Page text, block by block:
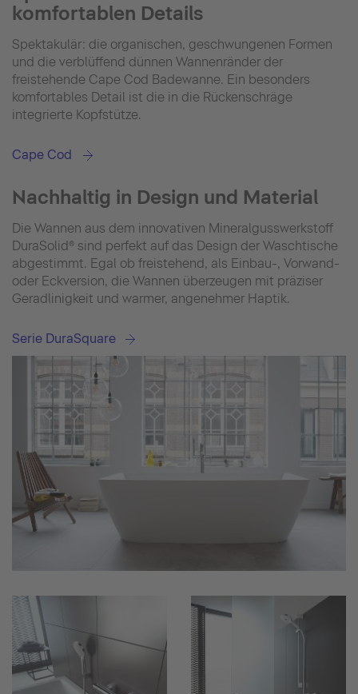
komfortablen Details
Spektakulär: die organischen, geschwungenen Formen
und die verblüffend dünnen Wannenränder der
freistehende Cape Cod Badewanne. Ein besonders
komfortables Detail ist die in die Rückenschräge
integrierte Kopfstütze.
Cape Cod
Nachhaltig in Design und Material
Die Wannen aus dem innovativen Mineralgusswerkstoff
DuraSolid® sind perfekt auf das Design der Waschtische
abgestimmt. Egal ob freistehend, als Einbau-, Vorwand-
oder Eckversion, die Wannen überzeugen mit präziser
Geradlinigkeit und warmer, angenehmer Haptik.
Serie DuraSquare